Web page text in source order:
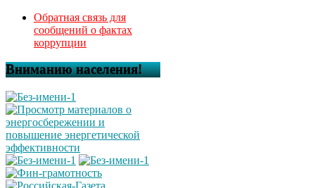
Обратная связь для
сообщений о фактах
коррупции
Вниманию населения!